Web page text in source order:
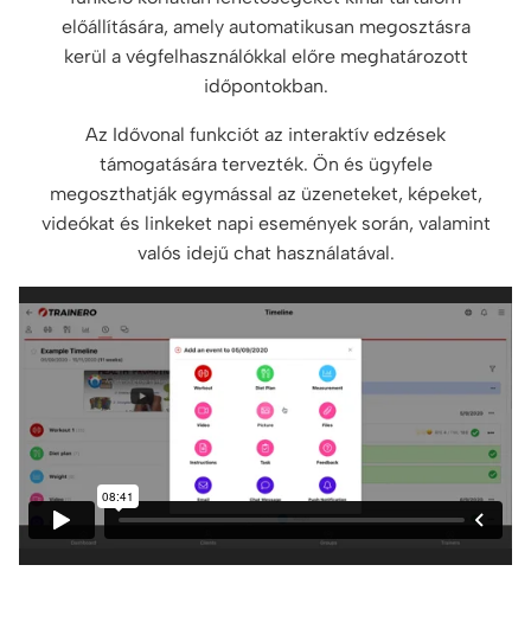
előállítására, amely automatikusan megosztásra
kerül a végfelhasználókkal előre meghatározott
időpontokban.
Az Idővonal funkciót az interaktív edzések
támogatására tervezték. Ön és ügyfele
megoszthatják egymással az üzeneteket, képeket,
videókat és linkeket napi események során, valamint
valós idejű chat használatával.